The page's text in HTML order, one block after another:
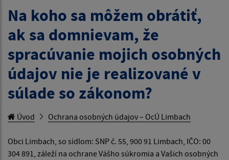
Na koho sa môžem obrátiť,
ak sa domnievam, že
spracúvanie mojich osobných
údajov nie je realizované v
súlade so zákonom?
Úvod Ochrana osobných údajov – OcÚ Limbach
Obci Limbach, so sídlom: SNP č. 55, 900 91 Limbach, IČO: 00
304 891, záleží na ochrane Vášho súkromia a Vašich osobných